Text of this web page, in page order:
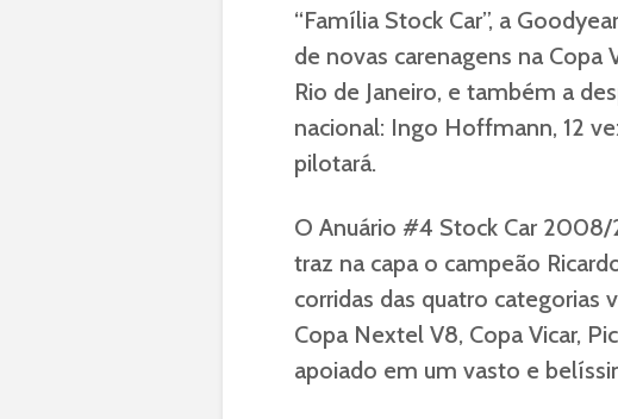
“Família Stock Car”, a
de novas carenagens na Copa
Rio de Janeiro, e também a
nacional: Ingo Hoffmann, 12
pilotará.
O Anuário #4 Stock Car
traz na capa o campeão
corridas das quatro
Copa Nextel V8, Copa Vicar,
apoiado em um vasto e